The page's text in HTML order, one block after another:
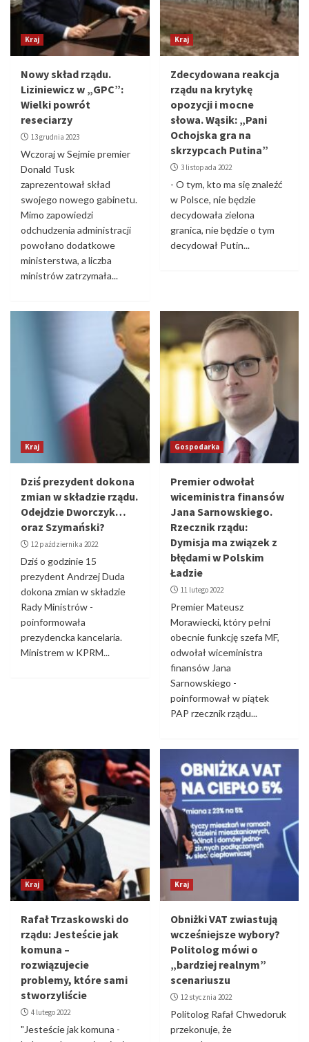
Kraj
Nowy skład rządu.
Liziniewicz w „GPC”:
Wielki powrót
reseciarzy
13 grudnia 2023
Wczoraj w Sejmie premier
Donald Tusk
zaprezentował skład
swojego nowego gabinetu.
Mimo zapowiedzi
odchudzenia administracji
powołano dodatkowe
ministerstwa, a liczba
ministrów zatrzymała...
Kraj
Zdecydowana reakcja
rządu na krytykę
opozycji i mocne
słowa. Wąsik: „Pani
Ochojska gra na
skrzypcach Putina”
3 listopada 2022
- O tym, kto ma się znaleźć
w Polsce, nie będzie
decydowała zielona
granica, nie będzie o tym
decydował Putin...
Kraj
Dziś prezydent dokona
zmian w składzie rządu.
Odejdzie Dworczyk…
oraz Szymański?
12 października 2022
Dziś o godzinie 15
prezydent Andrzej Duda
dokona zmian w składzie
Rady Ministrów -
poinformowała
prezydencka kancelaria.
Ministrem w KPRM...
Gospodarka
Premier odwołał
wiceministra finansów
Jana Sarnowskiego.
Rzecznik rządu:
Dymisja ma związek z
błędami w Polskim
Ładzie
11 lutego 2022
Premier Mateusz
Morawiecki, który pełni
obecnie funkcję szefa MF,
odwołał wiceministra
finansów Jana
Sarnowskiego -
poinformował w piątek
PAP rzecznik rządu...
Kraj
Rafał Trzaskowski do
rządu: Jesteście jak
komuna –
rozwiązujecie
problemy, które sami
stworzyliście
4 lutego 2022
"Jesteście jak komuna -
Kraj
Obniżki VAT zwiastują
wcześniejsze wybory?
Politolog mówi o
„bardziej realnym”
scenariuszu
12 stycznia 2022
Politolog Rafał Chwedoruk
przekonuje, że